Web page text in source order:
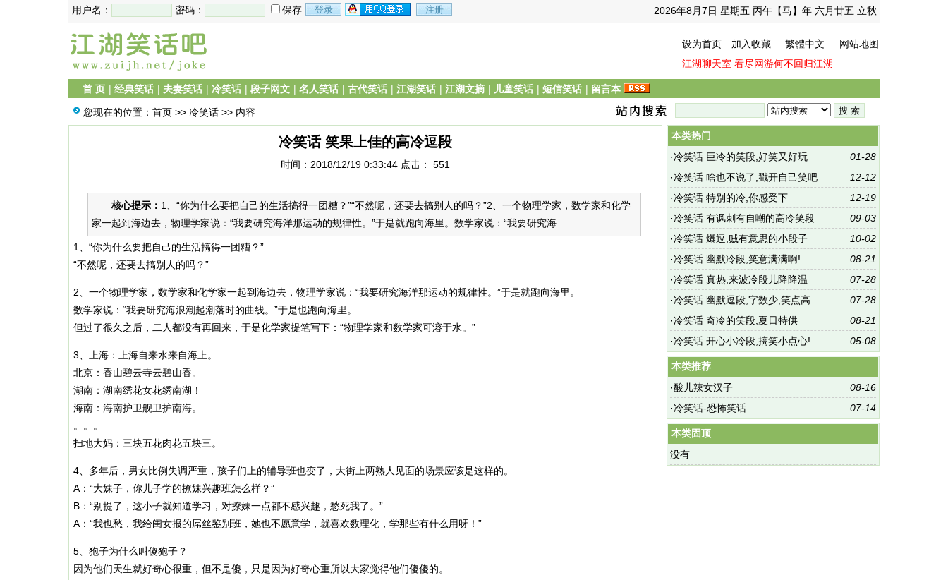
2026年8月7日 星期五 丙午【马】年 六月廿五 立秋
用户名： 密码： 保存
设为首页 加入收藏 繁體中文
网站地图
江湖聊天室 看尽网游何不回归江湖
首 页 | 经典笑话 | 夫妻笑话 | 冷笑话 | 段子网文 | 名人笑话 | 古代笑话 | 江湖笑话 | 江湖文摘 | 儿童笑话 | 短信笑话 | 留言本
您现在的位置： 首页 >> 冷笑话 >> 内容
冷笑话 笑果上佳的高冷逗段
时间：2018/12/19 0:33:44 点击： 551
核心提示： 1、“你为什么要把自己的生活搞得一团糟？”“不然呢，还要去搞别人的吗？”2、一个物理学家，数学家和化学
家一起到海边去，物理学家说：“我要研究海洋那运动的规律性。”于是就跑向海里。数学家说：“我要研究海...
1、“你为什么要把自己的生活搞得一团糟？”
“不然呢，还要去搞别人的吗？”
2、一个物理学家，数学家和化学家一起到海边去，物理学家说：“我要研究海洋那运动的规律性。”于是就跑向海里。
数学家说：“我要研究海浪潮起潮落时的曲线。”于是也跑向海里。
但过了很久之后，二人都没有再回来，于是化学家提笔写下：“物理学家和数学家可溶于水。”
3、上海：上海自来水来自海上。
北京：香山碧云寺云碧山香。
湖南：湖南绣花女花绣南湖！
海南：海南护卫舰卫护南海。
。。。
扫地大妈：三块五花肉花五块三。
4、多年后，男女比例失调严重，孩子们上的辅导班也变了，大街上两熟人见面的场景应该是这样的。
A：“大妹子，你儿子学的撩妹兴趣班怎么样？”
B：“别提了，这小子就知道学习，对撩妹一点都不感兴趣，愁死我了。”
A：“我也愁，我给闺女报的屌丝鉴别班，她也不愿意学，就喜欢数理化，学那些有什么用呀！”
5、狍子为什么叫傻狍子？
因为他们天生就好奇心很重，但不是傻，只是因为好奇心重所以大家觉得他们傻傻的。
本类热门
01-28
·冷笑话 巨冷的笑段,好笑又好玩
12-12
·冷笑话 啥也不说了,戳开自己笑吧
12-19
·冷笑话 特别的冷,你感受下
09-03
·冷笑话 有讽刺有自嘲的高冷笑段
10-02
·冷笑话 爆逗,贼有意思的小段子
08-21
·冷笑话 幽默冷段,笑意满满啊!
07-28
·冷笑话 真热,来波冷段儿降降温
07-28
·冷笑话 幽默逗段,字数少,笑点高
08-21
·冷笑话 奇冷的笑段,夏日特供
05-08
·冷笑话 开心小冷段,搞笑小点心!
本类推荐
08-16
·酸儿辣女汉子
07-14
·冷笑话-恐怖笑话
本类固顶
没有